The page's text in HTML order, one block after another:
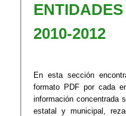
2010-2012
​​​En esta sección
formato PDF por cada
información concentrada
estatal y municipal,